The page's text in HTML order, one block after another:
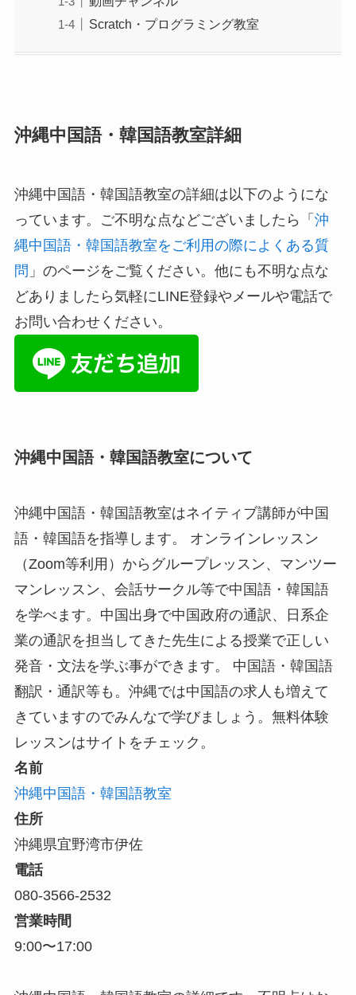
Scratch・プログラミング教室
沖縄中国語・韓国語教室詳細
沖縄中国語・韓国語教室の詳細は以下のようにな
っています。ご不明な点などございましたら「 沖
縄中国語・韓国語教室をご利用の際によくある質
問 」のページをご覧ください。他にも不明な点な
どありましたら気軽にLINE登録やメールや電話で
お問い合わせください。
沖縄中国語・韓国語教室について
沖縄中国語・韓国語教室はネイティブ講師が中国
語・韓国語を指導します。 オンラインレッスン
（Zoom等利用）からグループレッスン、マンツー
マンレッスン、会話サークル等で中国語・韓国語
を学べます。中国出身で中国政府の通訳、日系企
業の通訳を担当してきた先生による授業で正しい
発音・文法を学ぶ事ができます。 中国語・韓国語
翻訳・通訳等も。沖縄では中国語の求人も増えて
きていますのでみんなで学びましょう。無料体験
レッスンはサイトをチェック。
名前
沖縄中国語・韓国語教室
住所
沖縄県宜野湾市伊佐
電話
080-3566-2532
営業時間
9:00〜17:00